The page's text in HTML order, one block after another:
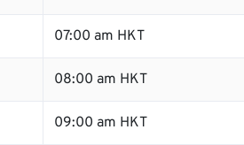
07:00 am HKT
08:00 am HKT
09:00 am HKT